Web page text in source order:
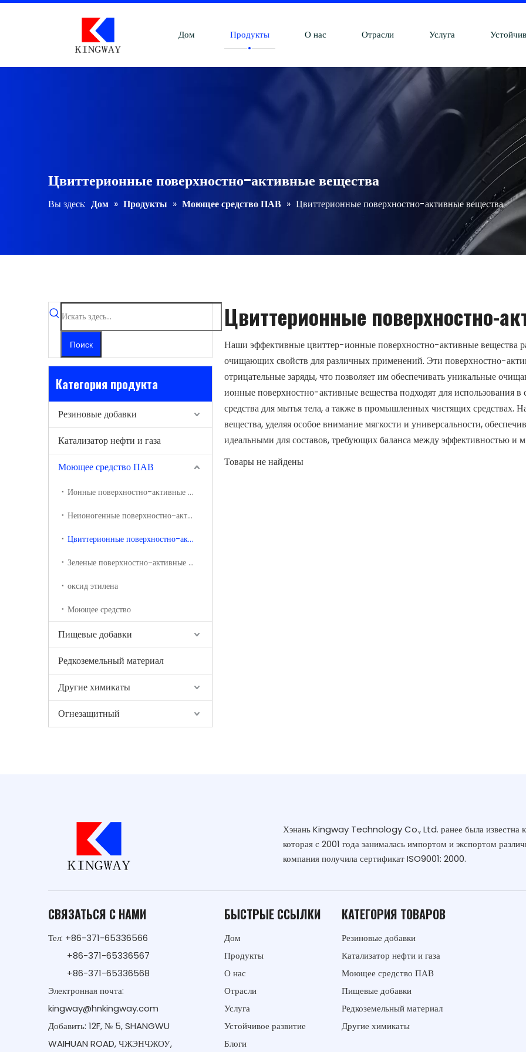
Дом Продукты О нас Отрасли Услуга
Цвиттерионные поверхностно-активные вещества
Вы здесь: Дом » Продукты » Моющее средство ПАВ » Цвиттерионные поверхностно-активные вещества
Поиск
Категория продукта
Резиновые добавки
Катализатор нефти и газа
Моющее средство ПАВ
Ионные поверхностно-активные вещества
Неионогенные поверхностно-активные вещества
Цвиттерионные поверхностно-активные вещества
Зеленые поверхностно-активные вещества
оксид этилена
Моющее средство
Пищевые добавки
Редкоземельный материал
Другие химикаты
Огнезащитный
Цвиттерионные поверхностно-
Наши эффективные цвиттер-ионные поверхностно-активные вещества
очищающих свойств для различных применений. Эти поверхностно-
отрицательные заряды, что позволяет им обеспечивать уникальные
ионные поверхностно-активные вещества подходят для использования
средства для мытья тела, а также в промышленных чистящих
вещества, уделяя особое внимание мягкости и универсальности,
идеальными для составов, требующих баланса между эффективностью и
Товары не найдены
Хэнань Kingway Technology Co., Ltd. ранее была
которая с 2001 года занималась импортом и экспортом
компания получила сертификат ISO9001: 2000.
СВЯЗАТЬСЯ С НАМИ
Тел: +86-371-65336566
+86-371-65336567
+86-371-65336568
Электронная почта:
kingway@hnkingway.com
Добавить: 12F, № 5, SHANGWU
WAIHUAN ROAD, ЧЖЭНЧЖОУ,
БЫСТРЫЕ ССЫЛКИ
Дом
Продукты
О нас
Отрасли
Услуга
Устойчивое развитие
Блоги
КАТЕГОРИЯ ТОВАРОВ
Резиновые добавки
Катализатор нефти и газа
Моющее средство ПАВ
Пищевые добавки
Редкоземельный материал
Другие химикаты